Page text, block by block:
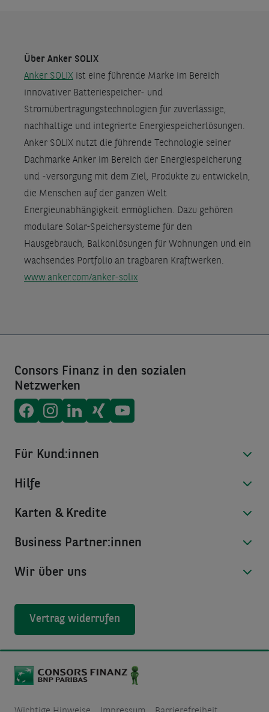
Über Anker SOLIX
Anker SOLIX ist eine führende Marke im Bereich
innovativer Batteriespeicher- und
Stromübertragungstechnologien für zuverlässige,
nachhaltige und integrierte Energiespeicherlösungen.
Anker SOLIX nutzt die führende Technologie seiner
Dachmarke Anker im Bereich der Energiespeicherung
und -versorgung mit dem Ziel, Produkte zu entwickeln,
die Menschen auf der ganzen Welt
Energieunabhängigkeit ermöglichen. Dazu gehören
modulare Solar-Speichersysteme für den
Hausgebrauch, Balkonlösungen für Wohnungen und ein
wachsendes Portfolio an tragbaren Kraftwerken.
www.anker.com/anker-solix
Consors Finanz in den sozialen
Netzwerken
Consors Finanz aufFacebook
Consors Finanz auf
Consors Finanz auf
Consors Finanz auf
Consors Finanz auf
Für Kund:innen
Hilfe
Karten & Kredite
Business Partner:innen
Wir über uns
Vertrag widerrufen